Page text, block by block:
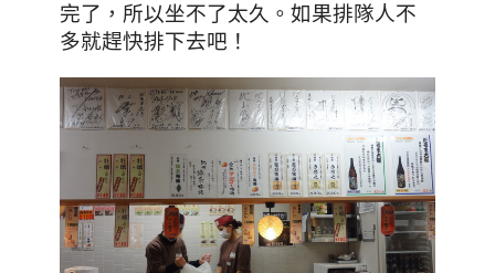
完了，所以坐不了太久。如果排隊人不
多就趕快排下去吧！